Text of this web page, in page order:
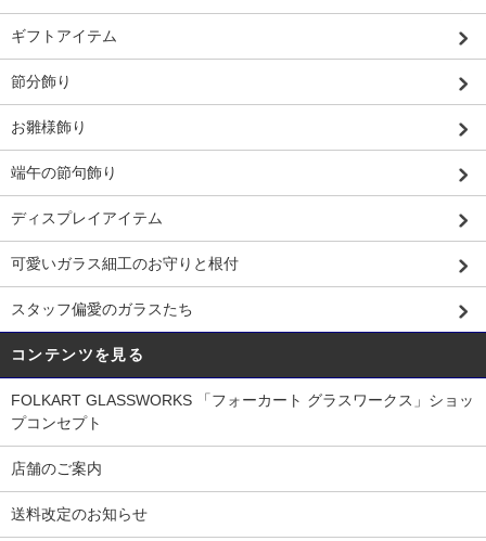
ギフトアイテム
節分飾り
お雛様飾り
端午の節句飾り
ディスプレイアイテム
可愛いガラス細工のお守りと根付
スタッフ偏愛のガラスたち
コンテンツを見る
FOLKART GLASSWORKS 「フォーカート グラスワークス」ショッ
プコンセプト
店舗のご案内
送料改定のお知らせ